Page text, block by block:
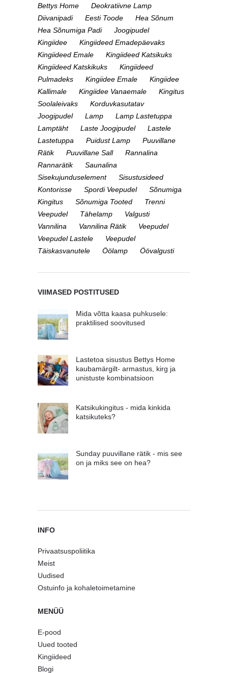
Bettys Home
Deokratiivne Lamp
Diivanipadi
Eesti Toode
Hea Sõnum
Hea Sõnumiga Padi
Joogipudel
Kingiidee
Kingiideed Emadepäevaks
Kingiideed Emale
Kingiideed Katsikuks
Kingiideed Katskikuks
Kingiideed
Pulmadeks
Kingiidee Emale
Kingiidee
Kallimale
Kingiidee Vanaemale
Kingitus
Soolaleivaks
Korduvkasutatav
Joogipudel
Lamp
Lamp Lastetuppa
Lamptäht
Laste Joogipudel
Lastele
Lastetuppa
Puidust Lamp
Puuvillane
Rätik
Puuvillane Sall
Rannalina
Rannarätik
Saunalina
Sisekujunduselement
Sisustusideed
Kontorisse
Spordi Veepudel
Sõnumiga
Kingitus
Sõnumiga Tooted
Trenni
Veepudel
Tähelamp
Valgusti
Vannilina
Vannilina Rätik
Veepudel
Veepudel Lastele
Veepudel
Täiskasvanutele
Öölamp Öövalgusti
VIIMASED POSTITUSED
Mida võtta kaasa puhkusele:
praktilised soovitused
Lastetoa sisustus Bettys Home
kaubamärgilt- armastus, kirg ja
unistuste kombinatsioon
Katsikukingitus - mida kinkida
katsikuteks?
Sunday puuvillane rätik - mis see
on ja miks see on hea?
INFO
Privaatsuspoliitika
Meist
Uudised
Ostuinfo ja kohaletoimetamine
MENÜÜ
E-pood
Uued tooted
Kingiideed
Blogi